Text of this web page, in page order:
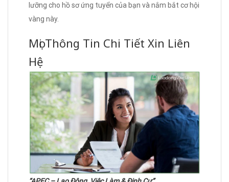
lưỡng cho hồ sơ ứng tuyển của bạn và nắm bắt cơ hội
vàng này.
Mọi Thông Tin Chi Tiết Xin Liên
Hệ